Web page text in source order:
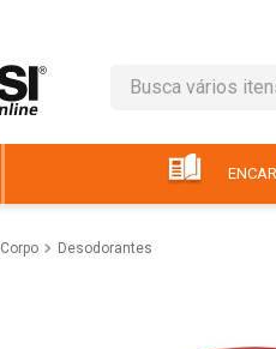
Busca vários itens
Corpo Desodorantes
leite
3º